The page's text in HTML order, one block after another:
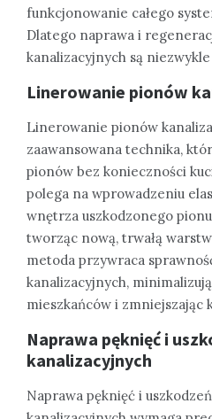
funkcjonowanie całego
Dlatego naprawa i
kanalizacyjnych są
Linerowanie pionów
Linerowanie pionów
zaawansowana technika,
pionów bez konieczności
polega na wprowadzeniu
wnętrza uszkodzonego
tworząc nową, trwałą
metoda przywraca
kanalizacyjnych,
mieszkańców i zmniejszając
Naprawa pęknięć i
kanalizacyjnych
Naprawa pęknięć i